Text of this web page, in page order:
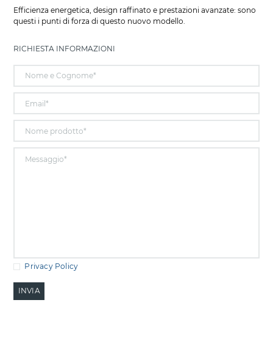
Efficienza energetica, design raffinato e prestazioni avanzate: sono
questi i punti di forza di questo nuovo modello.
RICHIESTA INFORMAZIONI
Privacy Policy